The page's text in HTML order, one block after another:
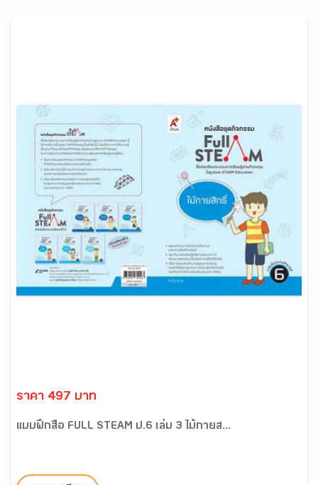
ราคา 497 บาท
แบบฝึกสื่อ FULL STEAM ป.6 เล่ม 3 ไม้กายส...